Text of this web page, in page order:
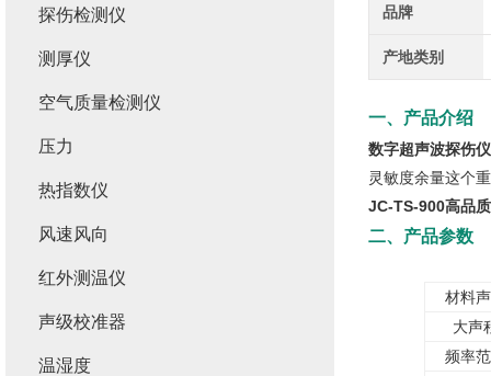
品牌
产地类别
一、产品介绍
数字超声波探伤
灵敏度余量这个
JC-TS-900高品
二、产品参数
材料
大声
频率
探伤检测仪
测厚仪
空气质量检测仪
压力
热指数仪
风速风向
红外测温仪
声级校准器
温湿度